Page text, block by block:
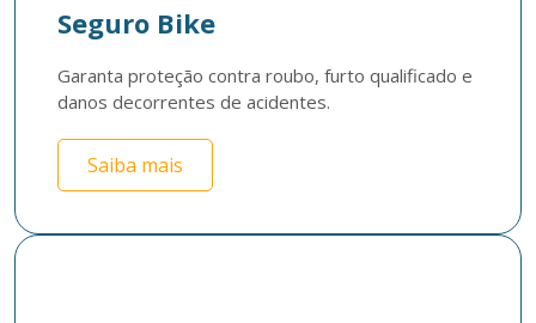
Seguro Bike
Garanta proteção contra roubo, furto qualificado e
danos decorrentes de acidentes.
Saiba mais